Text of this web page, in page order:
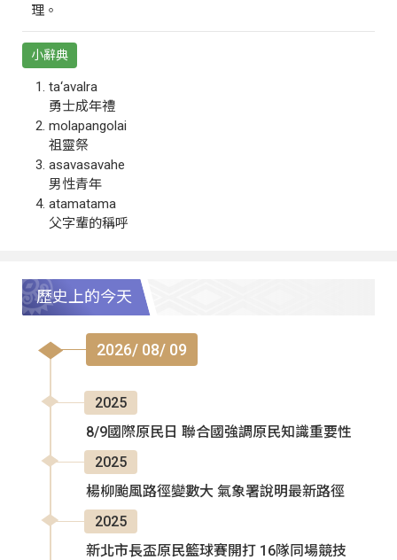
理。
小辭典
ta‘avalra
勇士成年禮
molapangolai
祖靈祭
asavasavahe
男性青年
atamatama
父字輩的稱呼
歷史上的今天
2026/ 08/ 09
2025
8/9國際原民日 聯合國強調原民知識重要性
2025
楊柳颱風路徑變數大 氣象署說明最新路徑
2025
新北市長盃原民籃球賽開打 16隊同場競技